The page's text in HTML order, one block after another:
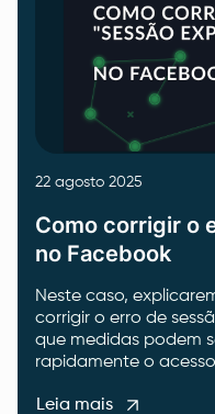
22 agosto 2025
Como corrigir o
no Facebook
Neste caso,
corrigir o erro de
que medidas podem
rapidamente o
Leia mais